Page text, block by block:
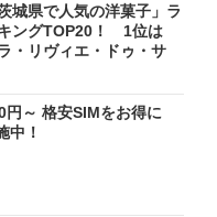
茨城県で人気の洋菓子」ラ
ングTOP20！ 1位は
ラ・リヴィエ・ドゥ・サ
円～ 格安SIMをお得に
中！